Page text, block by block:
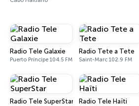
Radio Tele Galaxie
Puerto Príncipe 104.5 FM
Radio Tete a Tete
Saint-Marc 102.9 FM
Radio Tele SuperStar Radio Tele Haïti